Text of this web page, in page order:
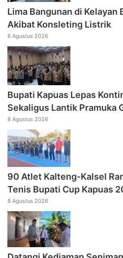
Lima Bangunan di Kelayan
Akibat Konsleting Listrik
8 Agustus 2026
Bupati Kapuas Lepas
Sekaligus Lantik Pramuka
8 Agustus 2026
90 Atlet Kalteng-Kalsel
Tenis Bupati Cup Kapuas
8 Agustus 2026